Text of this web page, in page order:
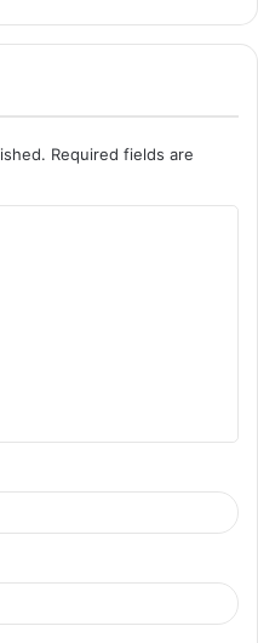
Required fields are